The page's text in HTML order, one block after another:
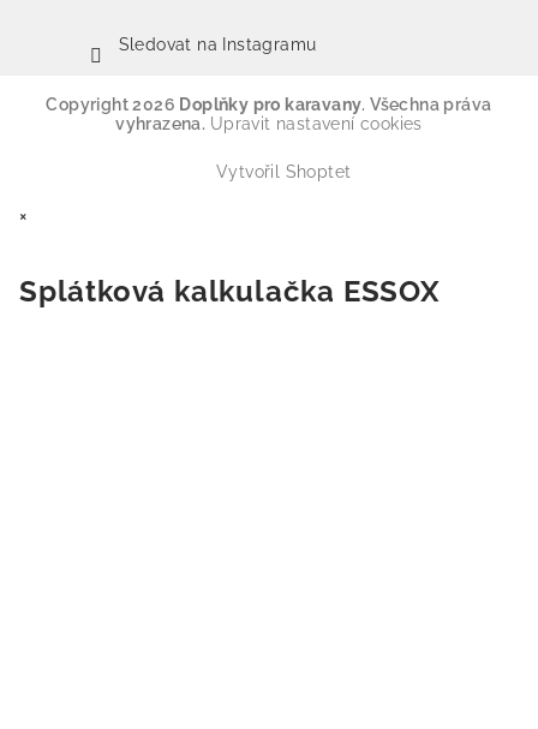
Sledovat na Instagramu
Copyright 2026 Doplňky pro karavany. Všechna práva
vyhrazena. Upravit nastavení cookies
Vytvořil Shoptet
×
Splátková kalkulačka ESSOX